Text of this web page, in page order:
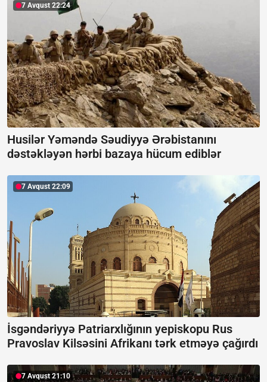
7 Avqust 22:24
Husilər Yəməndə Səudiyyə Ərəbistanını
dəstəkləyən hərbi bazaya hücum ediblər
7 Avqust 22:09
İsgəndəriyyə Patriarxlığının yepiskopu Rus
Pravoslav Kilsəsini Afrikanı tərk etməyə çağırdı
7 Avqust 21:10